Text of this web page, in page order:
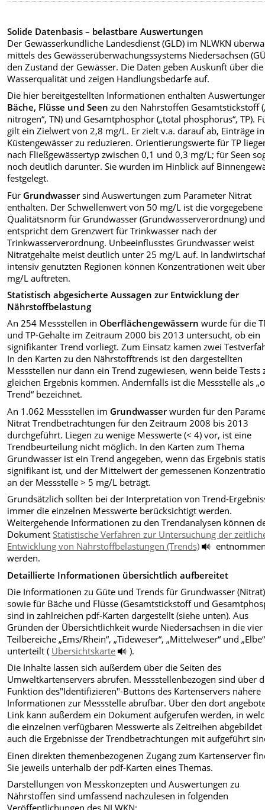
Solide Datenbasis – belastbare Auswertungen
Der Gewässerkundliche Landesdienst (GLD) im NLWKN
mittels des Gewässerüberwachungssystems Niedersachsen
den Zustand der Gewässer. Die Daten geben Auskunft über die
Wasserqualität und zeigen Handlungsbedarfe auf.
Die hier bereitgestellten Informationen enthalten
Bäche, Flüsse und Seen zu den Nährstoffen Gesamtstickstoff
nitrogen“, TN) und Gesamtphosphor („total phosphorus“, TP).
gilt ein Zielwert von 2,8 mg/L. Er zielt v.a. darauf ab, Einträge
Küstengewässer zu reduzieren. Orientierungswerte für TP
nach Fließgewässertyp zwischen 0,1 und 0,3 mg/L; für Seen
noch deutlich darunter. Sie wurden im Hinblick auf
festgelegt.
Für Grundwassersind Auswertungen zum Parameter Nitrat
enthalten. Der Schwellenwert von 50 mg/L ist die vorgegebene
Qualitätsnorm für Grundwasser (Grundwasserverordnung) und
entspricht dem Grenzwert für Trinkwasser nach der
Trinkwasserverordnung. Unbeeinflusstes Grundwasser weist
Nitratgehalte meist deutlich unter 25 mg/L auf. In
intensiv genutzten Regionen können Konzentrationen weit
mg/L auftreten.
Statistisch abgesicherte Aussagen zur Entwicklung der
Nährstoffbelastung
An 254 Messstellen inOberflächengewässern wurde für die
und TP-Gehalte im Zeitraum 2000 bis 2013 untersucht, ob ein
signifikanter Trend vorliegt. Zum Einsatz kamen zwei
In den Karten zu den Nährstofftrends ist den dargestellten
Messstellen nur dann ein Trend zugewiesen, wenn beide Tests
gleichen Ergebnis kommen. Andernfalls ist die Messstelle als
Trend“ bezeichnet.
An 1.062 Messstellen im Grundwasserwurden für den
Nitrat Trendbetrachtungenfür den Zeitraum 2008 bis 2013
durchgeführt. Liegen zu wenige Messwerte (< 4) vor, ist eine
Trendbeurteilung nicht möglich. In den Karten zum Thema
Grundwasser ist ein Trend angegeben, wenn das Ergebnis
signifikant ist, und der Mittelwert der gemessenen
an der Messstelle > 5 mg/L beträgt.
Grundsätzlich sollten bei der Interpretation von Trend-
immer die einzelnen Messwerte berücksichtigt werden.
Weitergehende Informationen zu den Trendanalysen können
DokumentStatistische Verfahren zur Untersuchung der
Entwicklung von Nährstoffbelastungen (Trends)
werden.
Detaillierte Informationen übersichtlich aufbereitet
Die Informationen zu Güte und Trends für Grundwasser (Nitrat)
sowie für Bäche und Flüsse (Gesamtstickstoff und
sind in zahlreichen pdf-Karten dargestellt (siehe unten). Aus
Gründen der Übersichtlichkeit wurde Niedersachsen in die vier
Teilbereiche „Ems/Rhein“, „Tideweser“, „Mittelweser“ und „Elbe“
unterteilt ( Übersichtskarte
).
Die Inhalte lassen sich außerdem über die Seiten des
Umweltkartenservers abrufen. Messstellenbezogen sind über
Funktion des"Identifizieren"-Buttons des Kartenservers nähere
Informationen zur Messstelle abrufbar. Über den dort
Link kann außerdem ein Dokument aufgerufen werden, in
die einzelnen verfügbaren Messwerte als Zeitreihen abgebildet
auch die Ergebnisse der Trendbetrachtungen mit aufgeführt
Einen direkten themenbezogenen Zugang zum Kartenserver
Sie jeweils unterhalb der pdf-Karten eines Themas.
Darstellungen von Messkonzepten und Auswertungen zu
Nährstoffen sind umfassend nachzulesen in folgenden